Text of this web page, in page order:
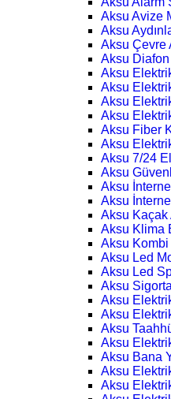
Aksu Avize
Aksu
Aksu Çevre
Aksu Diafon
Aksu
Aksu
Aksu
Aksu
Aksu Fiber
Aksu
Aksu 7/24
Aksu
Aksu
Aksu
Aksu Kaçak
Aksu Klima
Aksu Kombi
Aksu Led
Aksu Led
Aksu Sigorta
Aksu
Aksu
Aksu
Aksu
Aksu Bana
Aksu
Aksu